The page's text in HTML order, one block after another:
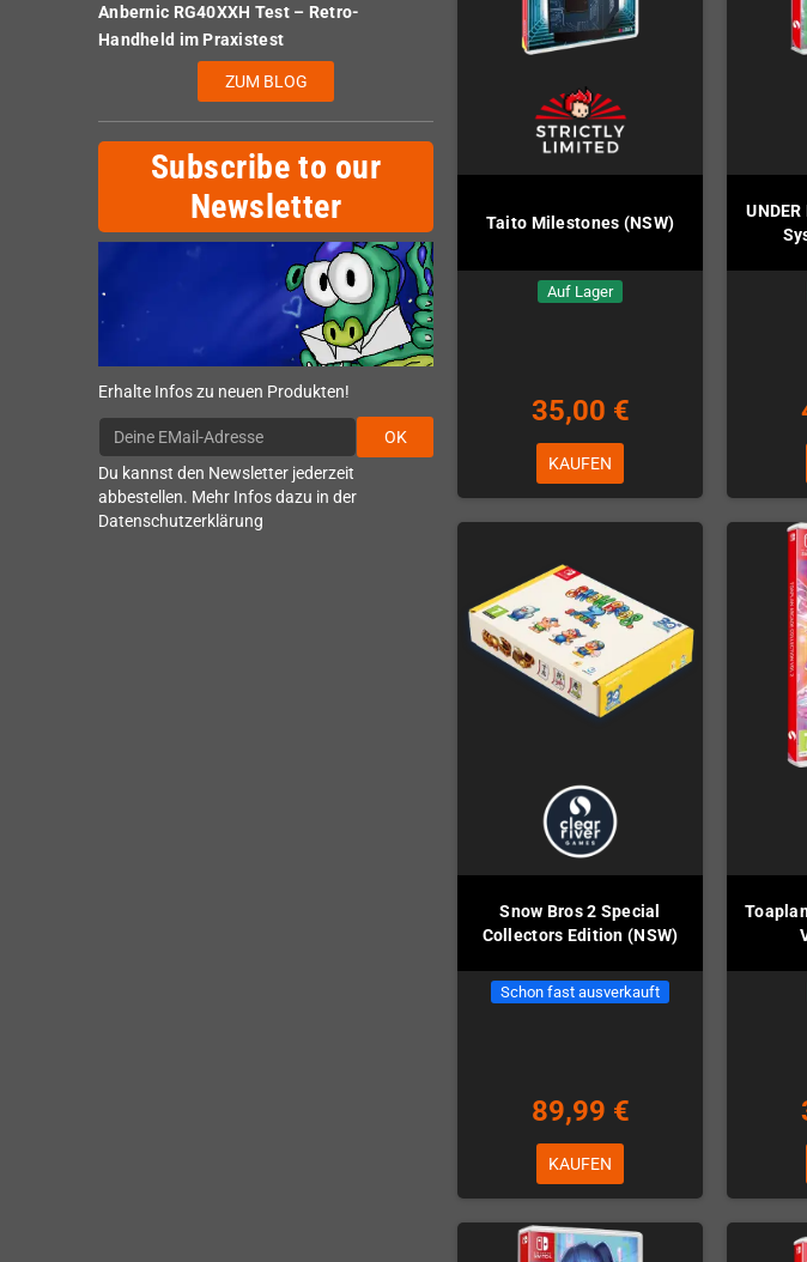
Anbernic RG40XXH Test – Retro-
Handheld im Praxistest
ZUM BLOG
Subscribe to our
Newsletter
Erhalte Infos zu neuen Produkten!
OK
Du kannst den Newsletter jederzeit
abbestellen. Mehr Infos dazu in der
Datenschutzerklärung
Taito Milestones (NSW)
Auf Lager
35,00 €
KAUFEN
Snow Bros 2 Special
Collectors Edition (NSW)
Schon fast ausverkauft
89,99 €
KAUFEN